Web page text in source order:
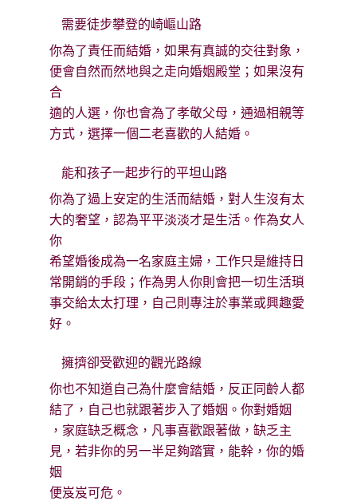
需要徒步攀登的崎嶇山路
你為了責任而結婚，如果有真誠的交往對象，
便會自然而然地與之走向婚姻殿堂；如果沒有
合
適的人選，你也會為了孝敬父母，通過相親等
方式，選擇一個二老喜歡的人結婚。
能和孩子一起步行的平坦山路
你為了過上安定的生活而結婚，對人生沒有太
大的奢望，認為平平淡淡才是生活。作為女人
你
希望婚後成為一名家庭主婦，工作只是維持日
常開銷的手段；作為男人你則會把一切生活瑣
事交給太太打理，自己則專注於事業或興趣愛
好。
擁擠卻受歡迎的觀光路線
你也不知道自己為什麼會結婚，反正同齡人都
結了，自己也就跟著步入了婚姻。你對婚姻
，家庭缺乏概念，凡事喜歡跟著做，缺乏主
見，若非你的另一半足夠踏實，能幹，你的婚
姻
便岌岌可危。